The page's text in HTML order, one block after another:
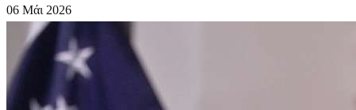
06 Μάι 2026